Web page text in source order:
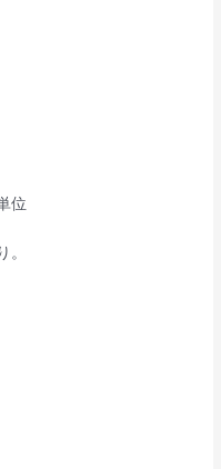
位
。